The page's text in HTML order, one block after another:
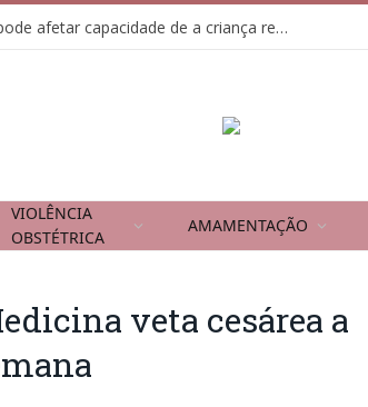
Usar tela como “chupeta” pode afetar capacidade de a criança regular emoções
VIOLÊNCIA
OBSTÉTRICA
AMAMENTAÇÃO
veta cesárea a